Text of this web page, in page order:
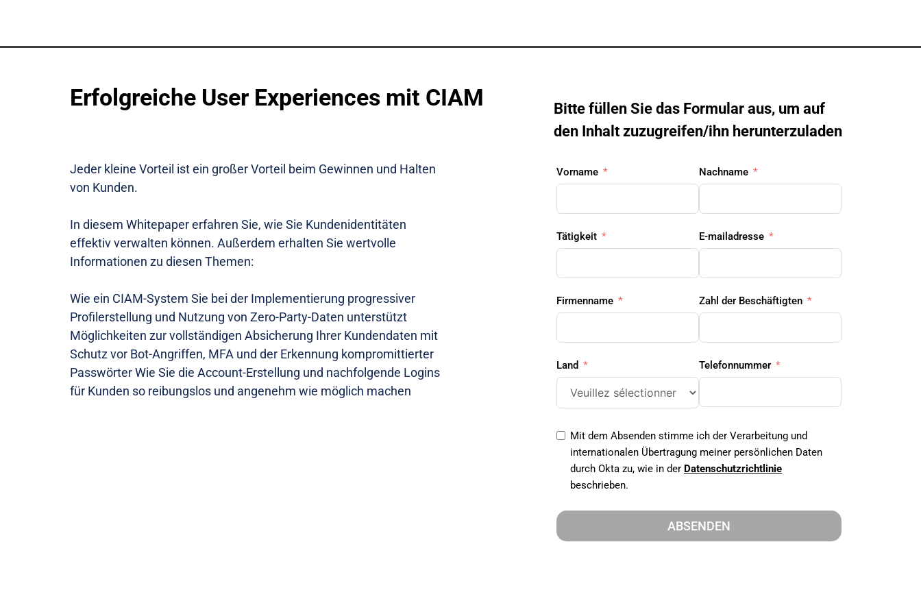
Erfolgreiche User Experiences mit CIAM
Jeder kleine Vorteil ist ein großer Vorteil beim Gewinnen und Halten
von Kunden.
In diesem Whitepaper erfahren Sie, wie Sie Kundenidentitäten
effektiv verwalten können. Außerdem erhalten Sie wertvolle
Informationen zu diesen Themen:
Wie ein CIAM-System Sie bei der Implementierung progressiver
Profilerstellung und Nutzung von Zero-Party-Daten unterstützt
Möglichkeiten zur vollständigen Absicherung Ihrer Kundendaten mit
Schutz vor Bot-Angriffen, MFA und der Erkennung kompromittierter
Passwörter Wie Sie die Account-Erstellung und nachfolgende Logins
für Kunden so reibungslos und angenehm wie möglich machen
Bitte füllen Sie das Formular aus, um auf
den Inhalt zuzugreifen/ihn herunterzuladen
Vorname Nachname
Tätigkeit E-mailadresse
Firmenname Zahl der Beschäftigten
Land Telefonnummer
Mit dem Absenden stimme ich der Verarbeitung und
internationalen Übertragung meiner persönlichen Daten
durch Okta zu, wie in der Datenschutzrichtlinie
beschrieben.
ABSENDEN